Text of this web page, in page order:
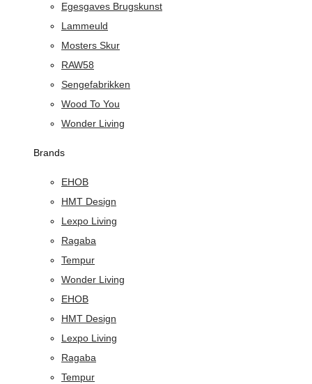
Egesgaves Brugskunst
Lammeuld
Mosters Skur
RAW58
Sengefabrikken
Wood To You
Wonder Living
Brands
EHOB
HMT Design
Lexpo Living
Ragaba
Tempur
Wonder Living
EHOB
HMT Design
Lexpo Living
Ragaba
Tempur